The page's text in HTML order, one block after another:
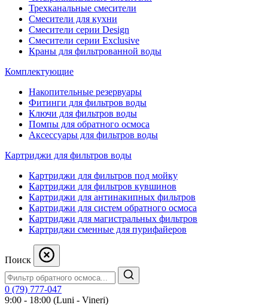
Трехканальные смесители
Смесители для кухни
Смесители серии Design
Смесители серии Exclusive
Краны для фильтрованной воды
Комплектующие
Накопительные резервуары
Фитинги для фильтров воды
Ключи для фильтров воды
Помпы для обратного осмоса
Аксессуары для фильтров воды
Картриджи для фильтров воды
Картриджи для фильтров под мойку
Картриджи для фильтров кувшинов
Картриджи для антинакипных фильтров
Картриджи для систем обратного осмоса
Картриджи для магистральных фильтров
Картриджи сменные для пурифайеров
Поиск
0 (79) 777-047
9:00 - 18:00 (Luni - Vineri)